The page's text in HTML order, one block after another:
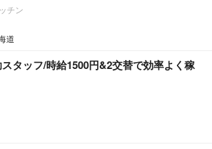
チン
道
タッフ/時給1500円&2交替で効率よく稼